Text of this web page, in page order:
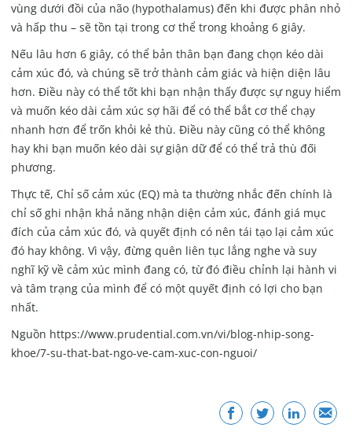
vùng dưới đồi của não (hypothalamus) đến khi được phân nhỏ
và hấp thu – sẽ tồn tại trong cơ thể trong khoảng 6 giây.
Nếu lâu hơn 6 giây, có thể bản thân bạn đang chọn kéo dài
cảm xúc đó, và chúng sẽ trở thành cảm giác và hiện diện lâu
hơn. Điều này có thể tốt khi bạn nhận thấy được sự nguy hiểm
và muốn kéo dài cảm xúc sợ hãi để có thể bắt cơ thể chạy
nhanh hơn để trốn khỏi kẻ thù. Điều này cũng có thể không
hay khi bạn muốn kéo dài sự giận dữ để có thể trả thù đối
phương.
Thực tế, Chỉ số cảm xúc (EQ) mà ta thường nhắc đến chính là
chỉ số ghi nhận khả năng nhận diện cảm xúc, đánh giá mục
đích của cảm xúc đó, và quyết định có nên tái tạo lại cảm xúc
đó hay không. Vì vậy, đừng quên liên tục lắng nghe và suy
nghĩ kỹ về cảm xúc mình đang có, từ đó điều chỉnh lại hành vi
và tâm trạng của mình để có một quyết định có lợi cho bạn
nhất.
Nguồn https://www.prudential.com.vn/vi/blog-nhip-song-
khoe/7-su-that-bat-ngo-ve-cam-xuc-con-nguoi/